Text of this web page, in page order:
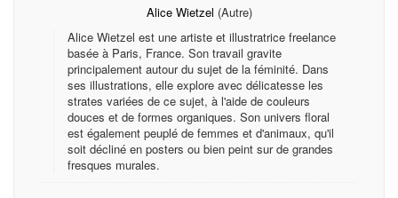
Alice Wietzel (Autre)
Alice Wietzel est une artiste et illustratrice freelance
basée à Paris, France. Son travail gravite
principalement autour du sujet de la féminité. Dans
ses illustrations, elle explore avec délicatesse les
strates variées de ce sujet, à l'aide de couleurs
douces et de formes organiques. Son univers floral
est également peuplé de femmes et d'animaux, qu'il
soit décliné en posters ou bien peint sur de grandes
fresques murales.